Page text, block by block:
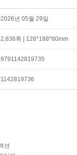
2026년 05월 29일
2,836쪽 | 128*188*80mm
9791142819735
1142819736
션